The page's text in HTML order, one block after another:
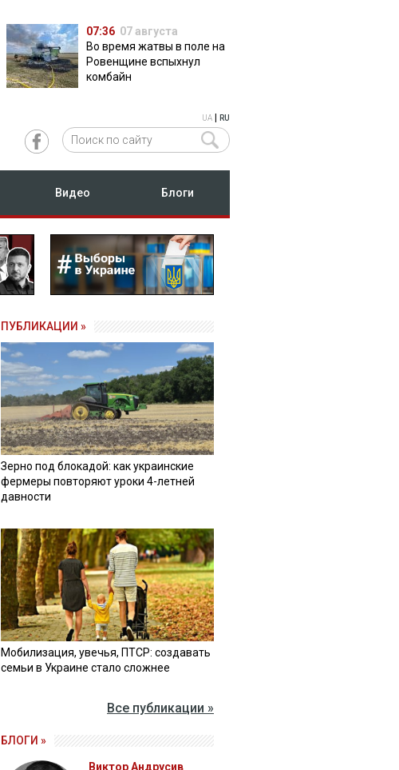
07:36 07 августа
Во время жатвы в поле на
Ровенщине вспыхнул
комбайн
UA RU
Видео Блоги
ПУБЛИКАЦИИ »
Зерно под блокадой: как украинские
фермеры повторяют уроки 4-летней
давности
Мобилизация, увечья, ПТСР: создавать
семьи в Украине стало сложнее
Все публикации »
БЛОГИ »
Виктор Андрусив